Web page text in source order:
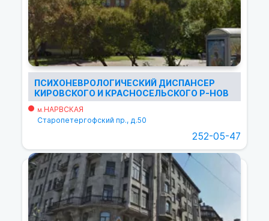
ПСИХОНЕВРОЛОГИЧЕСКИЙ ДИСПАНСЕР
КИРОВСКОГО И КРАСНОСЕЛЬСКОГО Р-НОВ
м.НАРВСКАЯ
Старопетергофский пр., д.50
252-05-47